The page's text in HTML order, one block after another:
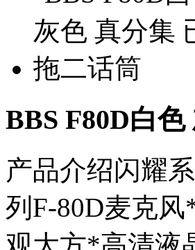
BBS F80D白
产品介绍闪耀
列F-80D麦克